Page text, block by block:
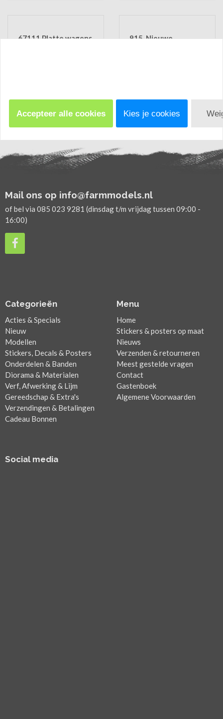
67111 Platte wagens
915. Nieuwe
Mail ons op info@farmmodels.nl
of bel via 085 023 9281 (dinsdag t/m vrijdag tussen 09:00 -
16:00)
Categorieën
Acties & Specials
Nieuw
Modellen
Stickers, Decals & Posters
Onderdelen & Banden
Diorama & Materialen
Verf, Afwerking & Lijm
Gereedschap & Extra's
Verzendingen & Betalingen
Cadeau Bonnen
Menu
Home
Stickers & posters op maat
Nieuws
Verzenden & retourneren
Meest gestelde vragen
Contact
Gastenboek
Algemene Voorwaarden
Social media
Accepteer alle cookies Kies je cookies